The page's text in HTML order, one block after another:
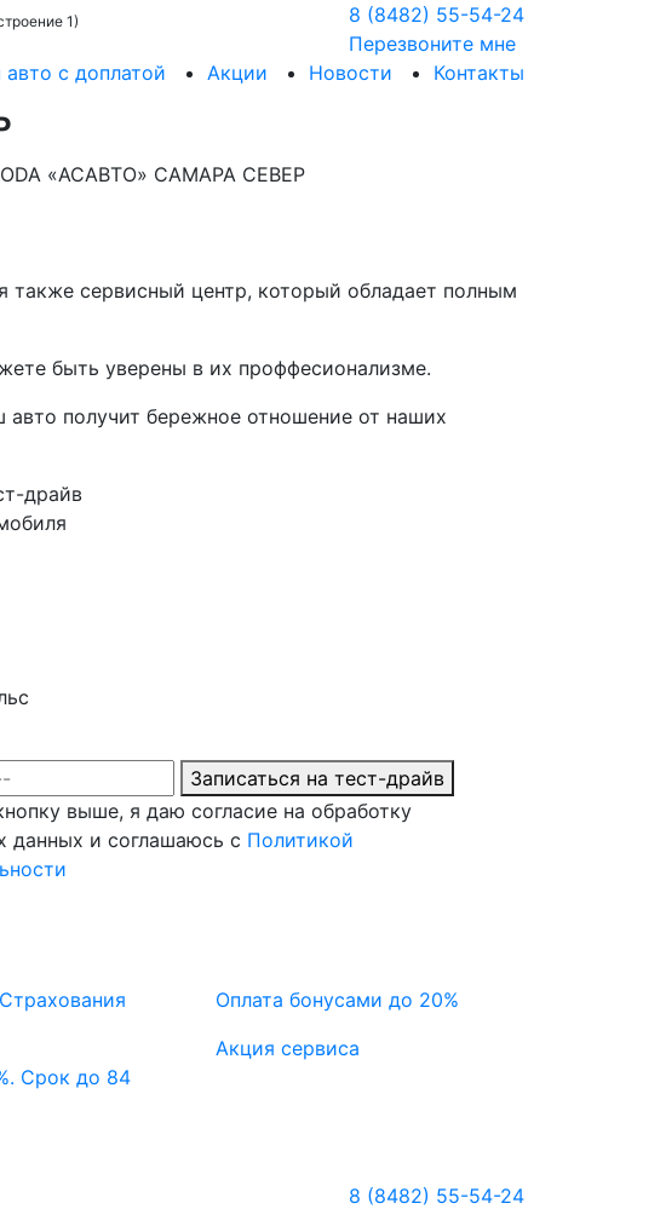
1)
8 (8482) 55-54-24
Перезвоните мне
с доплатой Акции Новости Контакты
сервисный центр, который обладает полным
быть уверены в их проффесионализме.
получит бережное отношение от наших
драйв
Записаться на тест-драйв
выше, я даю согласие на обработку
данных и соглашаюсь с Политикой
Срок до 84
Оплата бонусами до 20%
Акция сервиса
8 (8482) 55-54-24